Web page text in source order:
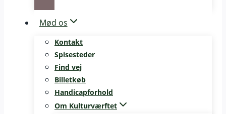
Mød os
Kontakt
Spisesteder
Find vej
Billetkøb
Handicapforhold
Om Kulturværftet